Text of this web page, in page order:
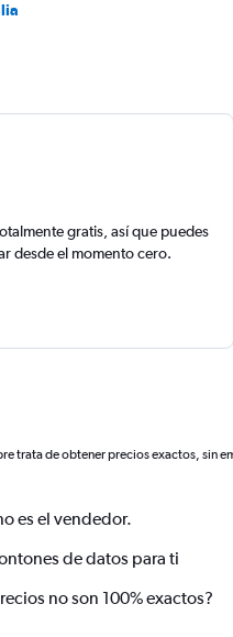
gratis, así que puedes
desde el momento cero.
trata de obtener precios exactos, sin
es el vendedor.
de datos para ti
no son 100% exactos?